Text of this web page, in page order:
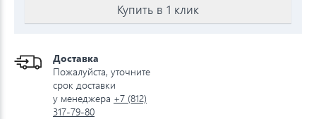
Купить в 1 клик
Доставка
Пожалуйста, уточните
срок доставки
у менеджера +7 (812)
317-79-80